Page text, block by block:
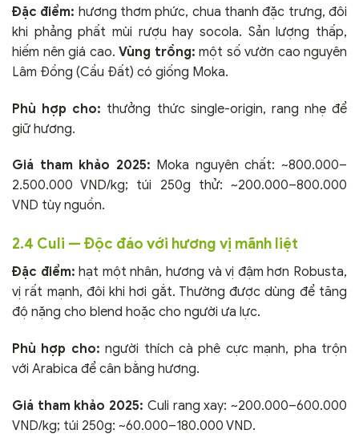
Đặc điểm: hương thơm phức, chua thanh đặc trưng, đôi
khi phảng phất mùi rượu hay socola. Sản lượng thấp,
hiếm nên giá cao. Vùng trồng: một số vườn cao nguyên
Lâm Đồng (Cầu Đất) có giống Moka.
Phù hợp cho: thưởng thức single-origin, rang nhẹ để
giữ hương.
Giá tham khảo 2025: Moka nguyên chất: ~800.000–
2.500.000 VND/kg; túi 250g thử: ~200.000–800.000
VND tùy nguồn.
2.4 Culi — Độc đáo với hương vị mãnh liệt
Đặc điểm: hạt một nhân, hương và vị đậm hơn Robusta,
vị rất mạnh, đôi khi hơi gắt. Thường được dùng để tăng
độ nặng cho blend hoặc cho người ưa lực.
Phù hợp cho: người thích cà phê cực mạnh, pha trộn
với Arabica để cân bằng hương.
Giá tham khảo 2025: Culi rang xay: ~200.000–600.000
VND/kg; túi 250g: ~60.000–180.000 VND.